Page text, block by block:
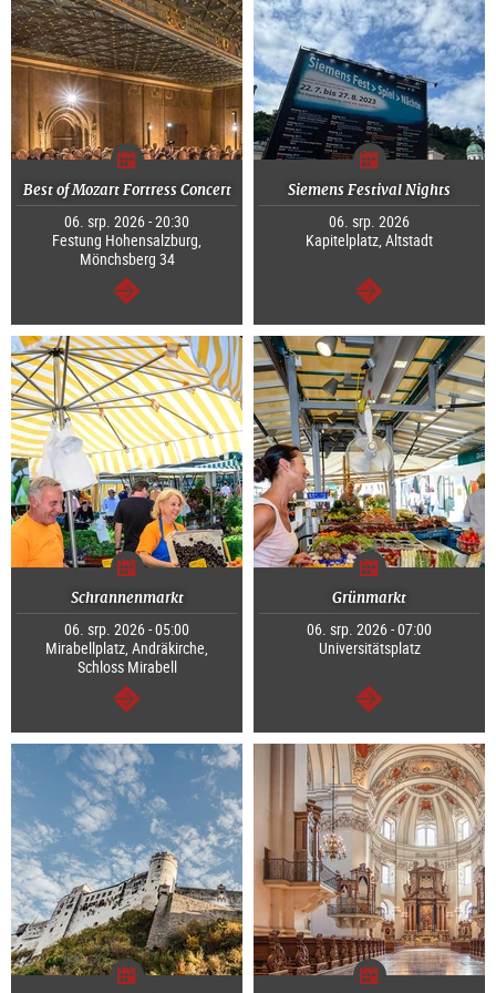
Best of Mozart Fortress Concert
06. srp. 2026 - 20:30
Festung Hohensalzburg,
Mönchsberg 34
continue
Siemens Festival Nights
06. srp. 2026
Kapitelplatz, Altstadt
continue
Schrannenmarkt
06. srp. 2026 - 05:00
Mirabellplatz, Andräkirche,
Schloss Mirabell
continue
Grünmarkt
06. srp. 2026 - 07:00
Universitätsplatz
continue